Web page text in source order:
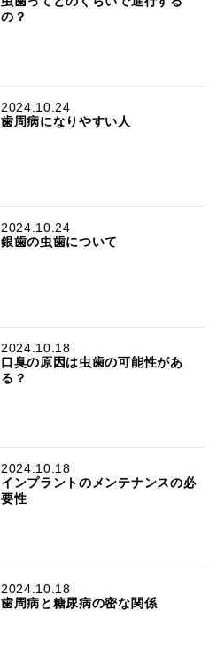
の？
2024.10.24
歯周病になりやすい人
2024.10.24
銀歯の虫歯について
2024.10.18
口臭の原因は虫歯の可能性があ
る？
2024.10.18
インプラントのメンテナンスの必
要性
2024.10.18
歯周病と糖尿病の密な関係